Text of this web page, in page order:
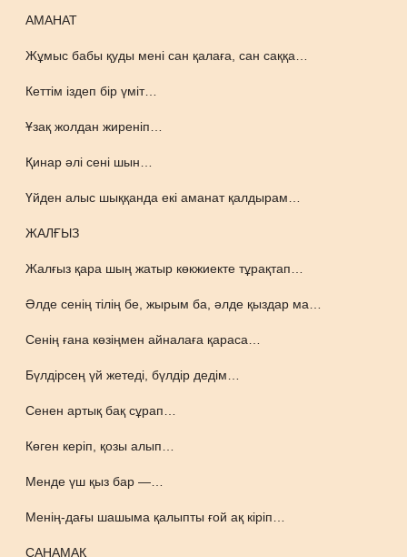
АМАНАТ
Жұмыс бабы қуды мені сан қалаға, сан саққа…
Кеттім іздеп бір үміт…
Ұзақ жолдан жиреніп…
Қинар әлі сені шын…
Үйден алыс шыққанда екі аманат қалдырам…
ЖАЛҒЫЗ
Жалғыз қара шың жатыр көкжиекте тұрақтап…
Әлде сенің тілің бе, жырым ба, әлде қыздар ма…
Сенің ғана көзіңмен айналаға қараса…
Бүлдірсең үй жетеді, бүлдір дедім…
Сенен артық бақ сұрап…
Көген керіп, қозы алып…
Менде үш қыз бар —…
Менің-дағы шашыма қалыпты ғой ақ кіріп…
САНАМАҚ